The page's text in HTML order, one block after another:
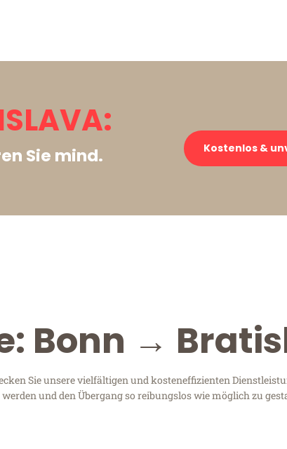
Sie mind.
Kostenlos &
Bonn →
Sie unsere vielfältigen und kosteneffizienten
und den Übergang so reibungslos wie möglich zu